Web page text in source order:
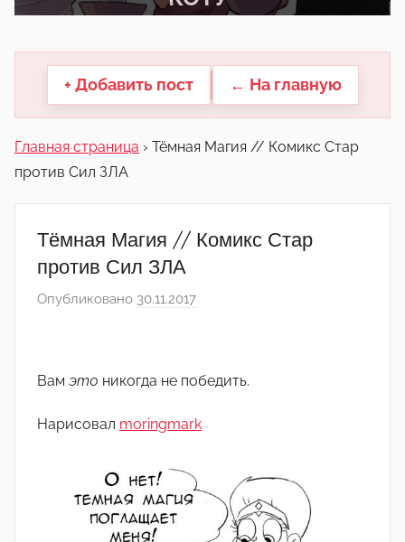
другие.
+ Добавить пост ← На главную
Главная страница › Тёмная Магия // Комикс Стар
против Сил ЗЛА
Тёмная Магия // Комикс Стар
против Сил ЗЛА
Опубликовано 30.11.2017
о
р
Вам это никогда не победить.
Нарисовал moringmark